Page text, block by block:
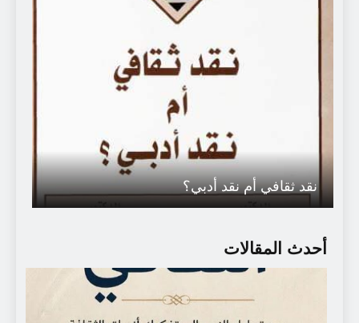
أحدث المقالات
نقد ثقافي أم نقد أدبي؟